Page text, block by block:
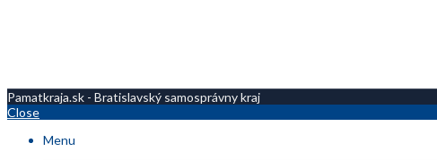
Pamatkraja.sk - Bratislavský samosprávny kraj
Close
Menu